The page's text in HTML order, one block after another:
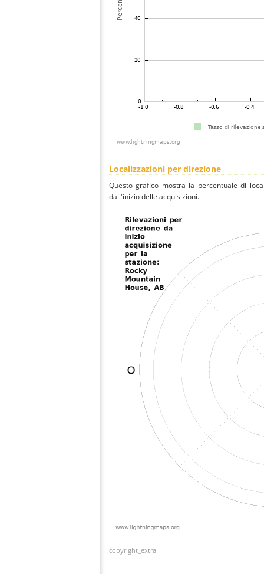
Localizzazioni per direzione
Questo grafico mostra la percentuale di
dall'inizio delle acquisizioni.
copyright_extra